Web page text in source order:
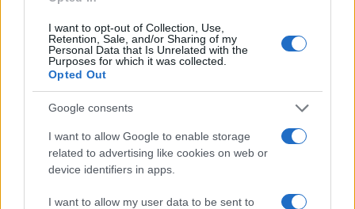
I want to opt-out of Collection, Use,
Retention, Sale, and/or Sharing of my
Personal Data that Is Unrelated with the
Purposes for which it was collected.
Opted Out
Google consents
I want to allow Google to enable storage
related to advertising like cookies on web or
device identifiers in apps.
I want to allow my user data to be sent to
salsa con della pellicola trasparente a contatto con
la superficie, riducendo il contatto con l’aria. In
alternativa, puoi spruzzare un po’ di succo di lime
sulla superficie prima di coprire. Anche se la
guacamole è migliore se consumata fresca, può
essere conservata in frigorifero per un massimo di
1-2 giorni. Chi non vorrebbe avere un po’ di